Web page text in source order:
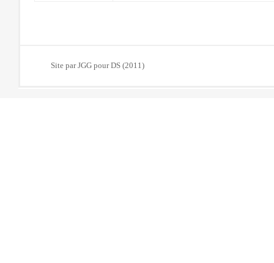
Site par JGG pour DS (2011)